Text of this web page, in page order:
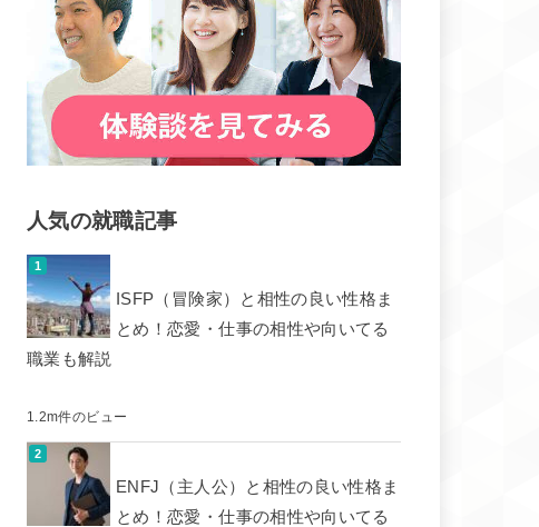
人気の就職記事
ISFP（冒険家）と相性の良い性格ま
とめ！恋愛・仕事の相性や向いてる
職業も解説
1.2m件のビュー
ENFJ（主人公）と相性の良い性格ま
とめ！恋愛・仕事の相性や向いてる